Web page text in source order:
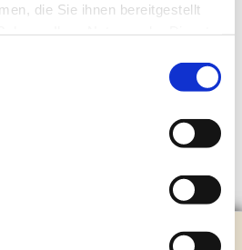
die Sie ihnen bereitgestellt
Steinhagen